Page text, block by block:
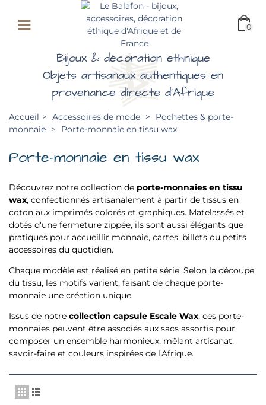
0
Bijoux & décoration ethnique
Objets artisanaux authentiques en
provenance directe d'Afrique
Accueil > Accessoires de mode >
Pochettes & porte-
monnaie > Porte-monnaie en tissu wax
Porte-monnaie en tissu wax
Découvrez notre collection de porte-monnaies en tissu
wax, confectionnés artisanalement à partir de tissus en
coton aux imprimés colorés et graphiques. Matelassés et
dotés d'une fermeture zippée, ils sont aussi élégants que
pratiques pour accueillir monnaie, cartes, billets ou petits
accessoires du quotidien.
Chaque modèle est réalisé en petite série. Selon la découpe
du tissu, les motifs varient, faisant de chaque porte-
monnaie une création unique.
Issus de notre collection capsule Escale Wax, ces porte-
monnaies peuvent être associés aux sacs assortis pour
composer un ensemble harmonieux, mêlant artisanat,
savoir-faire et couleurs inspirées de l'Afrique.